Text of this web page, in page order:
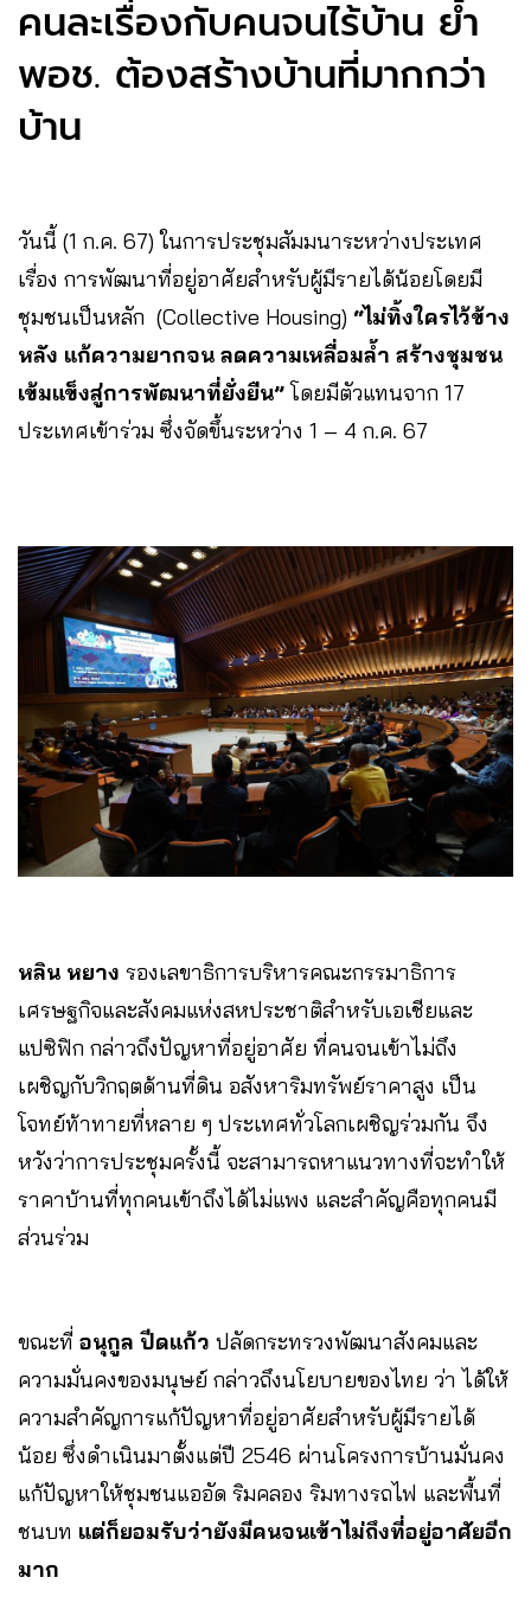
คนละเรื่องกับคนจนไร้บ้าน ย้ำ
พอช. ต้องสร้างบ้านที่มากกว่า
บ้าน
วันนี้ (1 ก.ค. 67) ในการประชุมสัมมนาระหว่างประเทศ
เรื่อง การพัฒนาที่อยู่อาศัยสำหรับผู้มีรายได้น้อยโดยมี
ชุมชนเป็นหลัก (Collective Housing) “ไม่ทิ้งใครไว้ข้าง
หลัง แก้ความยากจน ลดความเหลื่อมล้ำ สร้างชุมชน
เข้มแข็งสู่การพัฒนาที่ยั่งยืน”โดยมีตัวแทนจาก 17
ประเทศเข้าร่วม ซึ่งจัดขึ้นระหว่าง 1 – 4 ก.ค. 67
หลิน หยาง รองเลขาธิการบริหารคณะกรรมาธิการ
เศรษฐกิจและสังคมแห่งสหประชาติสำหรับเอเชียและ
แปซิฟิก กล่าวถึงปัญหาที่อยู่อาศัย ที่คนจนเข้าไม่ถึง
เผชิญกับวิกฤตด้านที่ดิน อสังหาริมทรัพย์ราคาสูง เป็น
โจทย์ท้าทายที่หลาย ๆ ประเทศทั่วโลกเผชิญร่วมกัน จึง
หวังว่าการประชุมครั้งนี้ จะสามารถหาแนวทางที่จะทำให้
ราคาบ้านที่ทุกคนเข้าถึงได้ไม่แพง และสำคัญคือทุกคนมี
ส่วนร่วม
ขณะที่ อนุกูล ปีดแก้ว ปลัดกระทรวงพัฒนาสังคมและ
ความมั่นคงของมนุษย์ กล่าวถึงนโยบายของไทย ว่า ได้ให้
ความสำคัญการแก้ปัญหาที่อยู่อาศัยสำหรับผู้มีรายได้
น้อย ซึ่งดำเนินมาตั้งแต่ปี 2546 ผ่านโครงการบ้านมั่นคง
แก้ปัญหาให้ชุมชนแออัด ริมคลอง ริมทางรถไฟ และพื้นที่
ชนบท แต่ก็ยอมรับว่ายังมีคนจนเข้าไม่ถึงที่อยู่อาศัยอีก
มาก